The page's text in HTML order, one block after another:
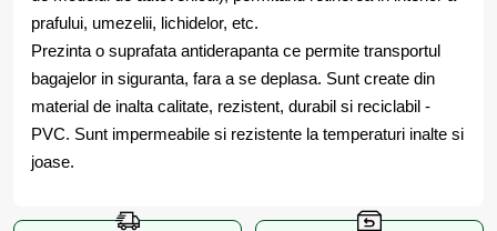
prafului, umezelii, lichidelor, etc.
Prezinta o suprafata antiderapanta ce permite transportul
bagajelor in siguranta, fara a se deplasa. Sunt create din
material de inalta calitate, rezistent, durabil si reciclabil -
PVC. Sunt impermeabile si rezistente la temperaturi inalte si
joase.